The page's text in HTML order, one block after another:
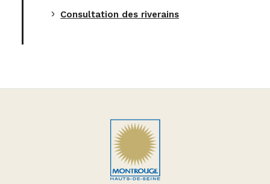
Consultation des riverains